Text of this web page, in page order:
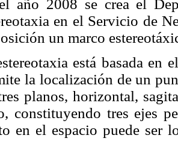
año 2008 se crea el
en el Servicio de
un marco
está basada en
la localización de un
planos, horizontal,
constituyendo tres ejes
en el espacio puede ser